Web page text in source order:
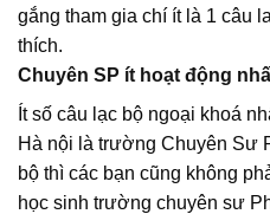
gắng tham gia chí ít là 1 câu
thích.
Chuyên SP ít hoạt động
Ít số câu lạc bộ ngoại khoá
Hà nội là trường Chuyên Sư
bộ thì các bạn cũng không
học sinh trường chuyên sư